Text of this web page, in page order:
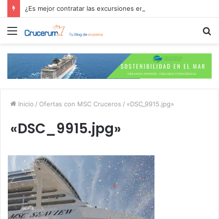
Menú
Inicio / Ofertas con MSC Cruceros / «DSC_9915.jpg»
«DSC_9915.jpg»